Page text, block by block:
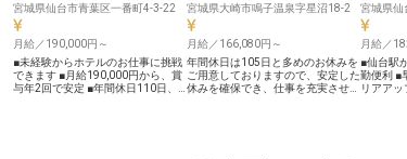
宮城県仙台市青葉区一番町4-3-22
月給／190,000円～
■未経験からホテルのお仕事に挑戦
できます ■月給190,000円から、賞
与年2回で安定 ■年間休日110日、
宮城県大崎市鳴子温泉字星沼18-2
月給／166,080円～
年間休日は105日と多めのお休みを
ご用意しておりますので、安定した
休みを確保でき、仕事を充実させな
宮城県仙
月給／
■仙台駅
勤便利 ■
リアア